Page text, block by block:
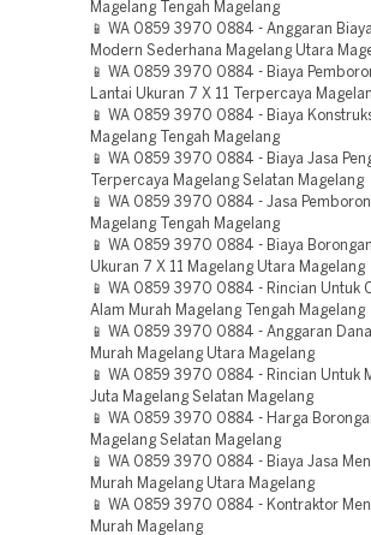
Magelang Tengah Magelang
📱 WA 0859 3970 0884 - Anggaran
Modern Sederhana Magelang Utara
📱 WA 0859 3970 0884 - Biaya
Lantai Ukuran 7 X 11 Terpercaya
📱 WA 0859 3970 0884 - Biaya
Magelang Tengah Magelang
📱 WA 0859 3970 0884 - Biaya Jasa
Terpercaya Magelang Selatan Magelang
📱 WA 0859 3970 0884 - Jasa
Magelang Tengah Magelang
📱 WA 0859 3970 0884 - Biaya
Ukuran 7 X 11 Magelang Utara Magelang
📱 WA 0859 3970 0884 - Rincian Untuk
Alam Murah Magelang Tengah Magelang
📱 WA 0859 3970 0884 - Anggaran
Murah Magelang Utara Magelang
📱 WA 0859 3970 0884 - Rincian Untuk
Juta Magelang Selatan Magelang
📱 WA 0859 3970 0884 - Harga
Magelang Selatan Magelang
📱 WA 0859 3970 0884 - Biaya Jasa
Murah Magelang Utara Magelang
📱 WA 0859 3970 0884 - Kontraktor
Murah Magelang